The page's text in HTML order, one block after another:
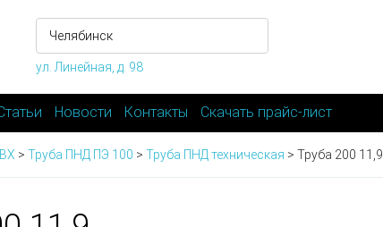
ул. Линейная, д. 98
Новости Контакты Скачать прайс-лист
> Труба ПНД ПЭ 100 > Труба ПНД техническая > Труба 200 11,9